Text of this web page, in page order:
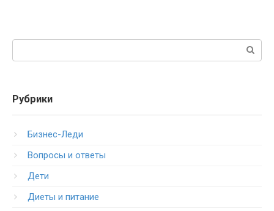
Рубрики
Бизнес-Леди
Вопросы и ответы
Дети
Диеты и питание